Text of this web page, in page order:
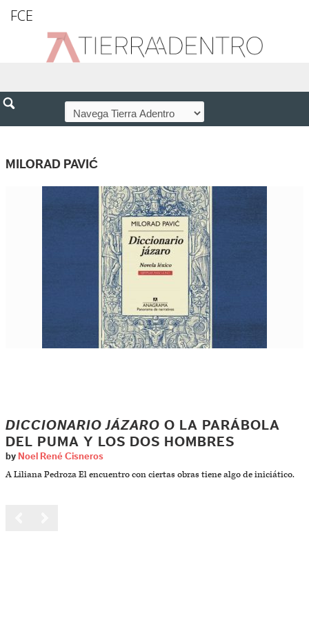
FCE
MILORAD PAVIĆ
DICCIONARIO JÁZARO O LA PARÁBOLA
DEL PUMA Y LOS DOS HOMBRES
by Noel René Cisneros
A Liliana Pedroza El encuentro con ciertas obras tiene algo de iniciático.